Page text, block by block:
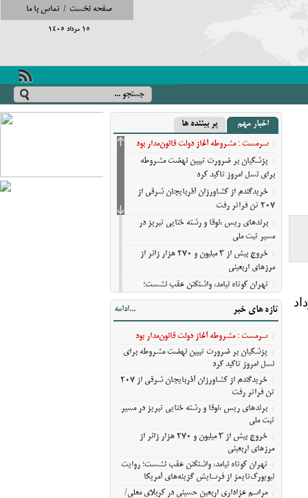
صفحه نخست / تماس با ما
15 مرداد 1405
دوشنبه (۱۸ خرداد
اخبار مهم پر بیننده ها
سرمست : مشروطه آغاز دولت قانون‌مدار بود
پزشکیان بر ضرورت تبیین نهضت مشروطه
برای نسل امروز تاکید کرد
خریدگندم از کشاورزان آذربایجان شرقی از
207 تن فراتر رفت
برندهای ریس ،‌نوقا و رشته ختایی تبریز در
مسیر ثبت ملی
خروج بیش از ۳ میلیون و ۲۷۰ هزار زائر از
مرزهای اربعینی
تهران کوتاه نیامد، واشنگتن عقب نشست؛
روایت نیویورک‌تایمز از فرسایش گزینه‌های
آمریکا
مراسم عزاداری اربعین حسینی در کربلای
معلی/تصویری
رویکرد دوشنبه های کاری استاندار و مطالبات
گزارش رونمایی از تاریخ اتاق تبریز
حمایت از واحدهای تولیدی در دستور کار قرار
دارد
تازه های خبر ...ادامه
سرمست : مشروطه آغاز دولت قانون‌مدار بود
پزشکیان بر ضرورت تبیین نهضت مشروطه برای
نسل امروز تاکید کرد
خریدگندم از کشاورزان آذربایجان شرقی از 207
تن فراتر رفت
برندهای ریس ،‌نوقا و رشته ختایی تبریز در مسیر
ثبت ملی
خروج بیش از ۳ میلیون و ۲۷۰ هزار زائر از
مرزهای اربعینی
تهران کوتاه نیامد، واشنگتن عقب نشست؛ روایت
نیویورک‌تایمز از فرسایش گزینه‌های آمریکا
مراسم عزاداری اربعین حسینی در کربلای معلی/